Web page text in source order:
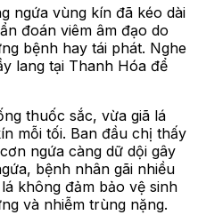
ngứa vùng kín đã kéo dài
đoán viêm âm đạo do
bệnh hay tái phát. Nghe
lang tại Thanh Hóa để
thuốc sắc, vừa giã lá
mỗi tối. Ban đầu chị thấy
ngứa càng dữ dội gây
bệnh nhân gãi nhiều
không đảm bảo vệ sinh
và nhiễm trùng nặng.